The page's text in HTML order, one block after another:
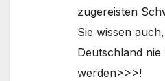
zugereisten
Sie wissen
Deutschland nie
werden>>>!